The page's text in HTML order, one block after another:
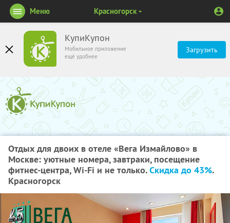
КупиКупон
Мобильное приложение
ещё удобнее
Загрузить
Меню Красногорск
Отдых для двоих в отеле «Вега Измайлово» в
Москве: уютные номера, завтраки, посещение
фитнес-центра, Wi-Fi и не только.Скидка до 43%.
Красногорск